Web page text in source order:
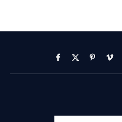
Facebook
X
(Twitter)
Pinterest